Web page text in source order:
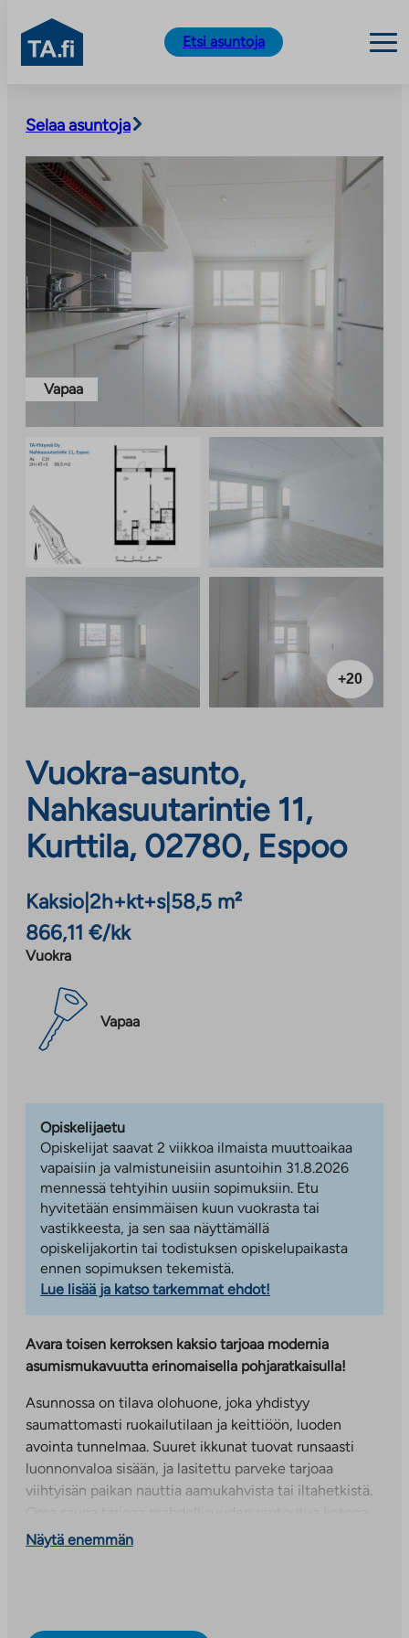
sisältöön
TA.fi
Etsi asuntoja
Selaa asuntoja
Vapaa
+20
Vuokra-asunto,
Nahkasuutarintie 11,
Kurttila, 02780, Espoo
Kaksio 2h+kt+s| 58,5 m²
866,11 €/kk
Vuokra
Vapaa
Opiskelijaetu
Opiskelijat saavat 2 viikkoa ilmaista muuttoaikaa
vapaisiin ja valmistuneisiin asuntoihin 31.8.2026
mennessä tehtyihin uusiin sopimuksiin. Etu
hyvitetään ensimmäisen kuun vuokrasta tai
vastikkeesta, ja sen saa näyttämällä
opiskelijakortin tai todistuksen opiskelupaikasta
ennen sopimuksen tekemistä.
Lue lisää ja katso tarkemmat ehdot!
Avara toisen kerroksen kaksio tarjoaa modernia
asumismukavuutta erinomaisella pohjaratkaisulla!
Asunnossa on tilava olohuone, joka yhdistyy
saumattomasti ruokailutilaan ja keittiöön, luoden
avointa tunnelmaa. Suuret ikkunat tuovat runsaasti
luonnonvaloa sisään, ja lasitettu parveke tarjoaa
viihtyisän paikan nauttia aamukahvista tai iltahetkistä.
juuri silloin, kun haluat. Tämä koti on täydellinen
Näytä enemmän